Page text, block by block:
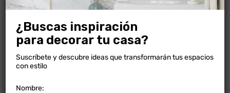
¿Buscas inspiración
para decorar tu casa?
Suscríbete y descubre ideas que transformarán tus espacios
con estilo
Nombre: